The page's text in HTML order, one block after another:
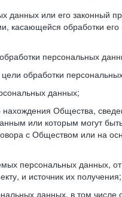
данных или его законный
касающейся обработки
персональных
обработки
данных;
Общества,
или которым могут
с Обществом или на
персональных данных,
и источник их получения;
данных, в том числе